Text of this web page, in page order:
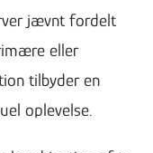
jævnt fordelt
eller
tilbyder en
oplevelse.